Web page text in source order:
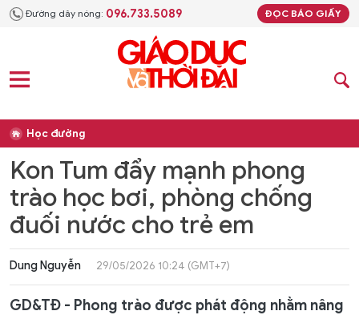
Đường dây nóng: 096.733.5089 ĐỌC BÁO GIẤY
Học đường
Kon Tum đẩy mạnh phong
trào học bơi, phòng chống
đuối nước cho trẻ em
Dung Nguyễn 29/05/2026 10:24 (GMT+7)
GD&TĐ - Phong trào được phát động nhằm nâng